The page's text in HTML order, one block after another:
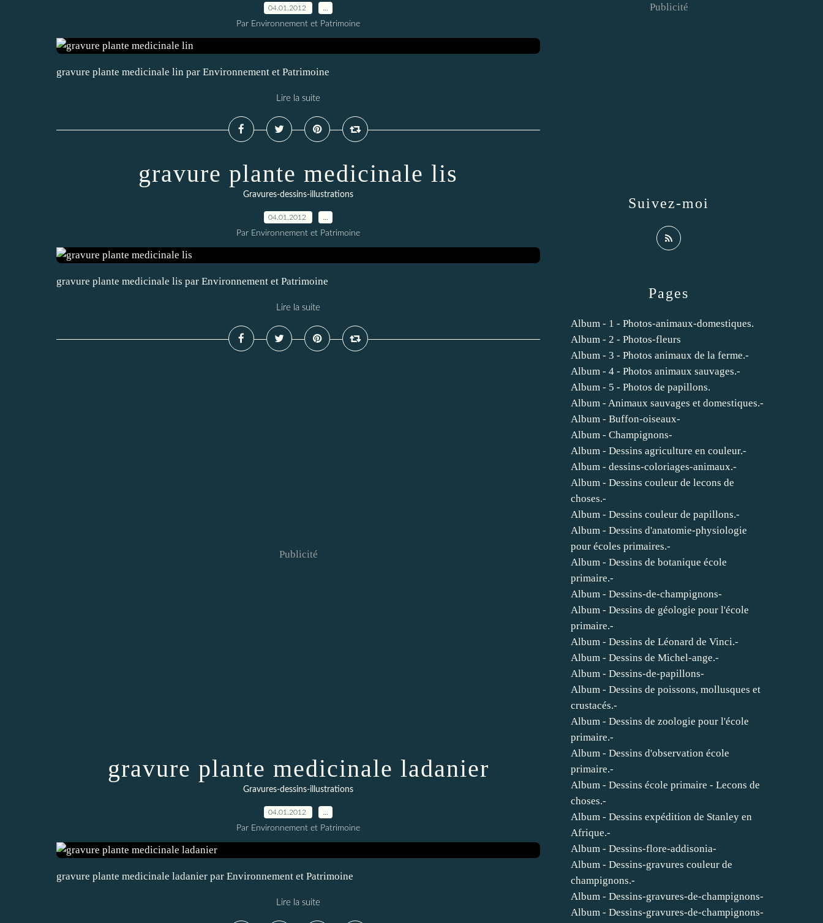
04.01.2012
Par Environnement et Patrimoine
gravure plante medicinale lin par Environnement et Patrimoine
Lire la suite
gravure plante medicinale lis
Gravures-dessins-illustrations
04.01.2012
Par Environnement et Patrimoine
gravure plante medicinale lis par Environnement et Patrimoine
Lire la suite
Publicité
gravure plante medicinale ladanier
Gravures-dessins-illustrations
04.01.2012
Par Environnement et Patrimoine
gravure plante medicinale ladanier par Environnement et Patrimoine
Lire la suite
Pages
Album - 1 - Photos-animaux-domestiques.
Album - 2 - Photos-fleurs
Album - 3 - Photos animaux de la ferme.-
Album - 4 - Photos animaux sauvages.-
Album - 5 - Photos de papillons.
Album - Animaux sauvages et domestiques.-
Album - Buffon-oiseaux-
Album - Champignons-
Album - Dessins agriculture en couleur.-
Album - dessins-coloriages-animaux.-
Album - Dessins couleur de lecons de
choses.-
Album - Dessins couleur de papillons.-
Album - Dessins d'anatomie-physiologie
pour écoles primaires.-
Album - Dessins de botanique école
primaire.-
Album - Dessins-de-champignons-
Album - Dessins de géologie pour l'école
primaire.-
Album - Dessins de Léonard de Vinci.-
Album - Dessins de Michel-ange.-
Album - Dessins-de-papillons-
Album - Dessins de poissons, mollusques et
crustacés.-
Album - Dessins de zoologie pour l'école
primaire.-
Album - Dessins d'observation école
primaire.-
Album - Dessins école primaire - Lecons de
choses.-
Album - Dessins expédition de Stanley en
Afrique.-
Album - Dessins-flore-addisonia-
Album - Dessins-gravures couleur de
champignons.-
Album - Dessins-gravures-de-champignons-
Album - Dessins-gravures-de-champignons-
Suivez-moi
Publicité